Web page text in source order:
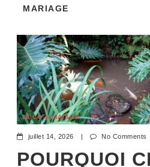
MARIAGE
DÉCO & MAISON
juillet 14, 2026 | No Comments
POURQUOI